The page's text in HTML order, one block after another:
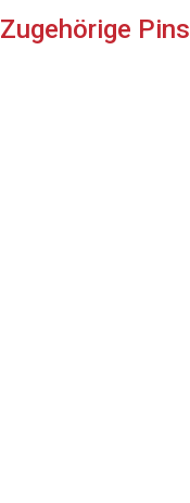
Zugehörige Pins